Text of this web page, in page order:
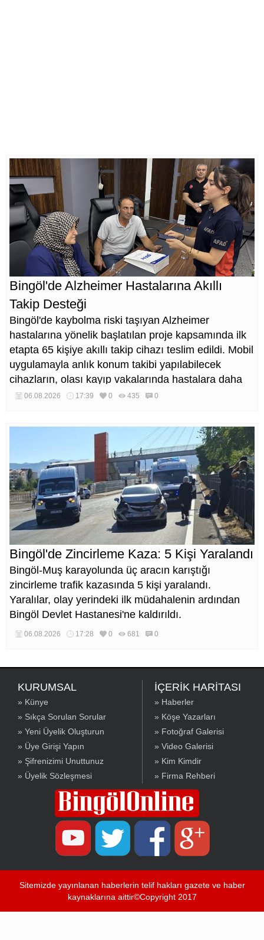
Bingöl'de Alzheimer Hastalarına Akıllı
Takip Desteği
Bingöl'de kaybolma riski taşıyan Alzheimer
hastalarına yönelik başlatılan proje kapsamında ilk
etapta 65 kişiye akıllı takip cihazı teslim edildi. Mobil
uygulamayla anlık konum takibi yapılabilecek
cihazların, olası kayıp vakalarında hastalara daha
kısa sürede ulaşılmasını sağlaması hedefleniyor.
06.08.2026 17:39 0 435 0
Bingöl'de Zincirleme Kaza: 5 Kişi Yaralandı
Bingöl-Muş karayolunda üç aracın karıştığı
zincirleme trafik kazasında 5 kişi yaralandı.
Yaralılar, olay yerindeki ilk müdahalenin ardından
Bingöl Devlet Hastanesi'ne kaldırıldı.
06.08.2026 17:28 0 681 0
KURUMSAL
» Künye
» Sıkça Sorulan Sorular
» Yeni Üyelik Oluşturun
» Üye Girişi Yapın
» Şifrenizimi Unuttunuz
» Üyelik Sözleşmesi
İÇERİK HARİTASI
» Haberler
» Köşe Yazarları
» Fotoğraf Galerisi
» Video Galerisi
» Kim Kimdir
» Firma Rehberi
Sitemizde yayınlanan haberlerin telif hakları gazete ve haber
kaynaklarına aittir©Copyright 2017